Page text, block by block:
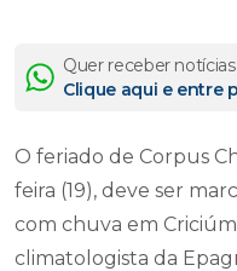
Quer receber
Clique aqui e entre
O feriado de Corpus
feira (19), deve ser
com chuva em
climatologista da